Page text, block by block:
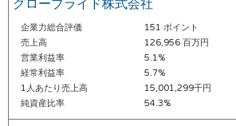
グローブライド株式会社
企業力総合評価
151 ポイント
売上高
126,956 百万円
営業利益率
5.1%
経常利益率
5.7%
1人あたり売上高
15,001,299千円
純資産比率
54.3%